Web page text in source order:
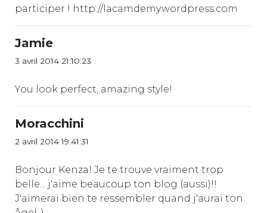
participer ! http://lacamdemy.wordpress.com
Jamie
3 avril 2014 21:10:23
You look perfect, amazing style!
Moracchini
2 avril 2014 19:41:31
Bonjour Kenza! Je te trouve vraiment trop
belle... j'aime beaucoup ton blog (aussi)!!
J'aimerai bien te ressembler quand j'aurai ton